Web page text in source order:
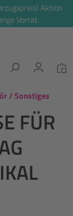
Aktion
Vorrat.
/ Sonstiges
FÜR